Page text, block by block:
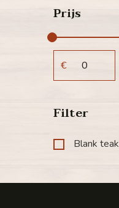
Prijs
€
Filter
Blank teak